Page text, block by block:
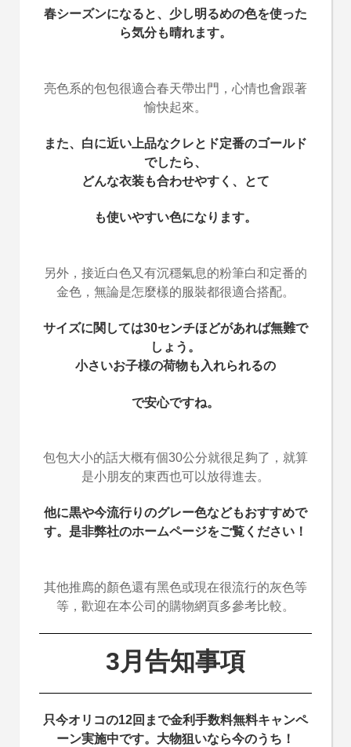
春シーズンになると、少し明るめの色を使った
ら気分も晴れます。
亮色系的包包很適合春天帶出門，心情也會跟著
愉快起來。
また、白に近い上品なクレとド定番のゴールド
でしたら、
どんな衣装も合わせやすく、とて
も使いやすい色になります。
另外，接近白色又有沉穩氣息的粉筆白和定番的
金色，無論是怎麼樣的服裝都很適合搭配。
サイズに関しては30センチほどがあれば無難で
しょう。
小さいお子様の荷物も入れられるの
で安心ですね。
包包大小的話大概有個30公分就很足夠了，就算
是小朋友的東西也可以放得進去。
他に黒や今流行りのグレー色などもおすすめで
す。是非弊社のホームページをご覧ください！
其他推廌的顏色還有黑色或現在很流行的灰色等
等，歡迎在本公司的購物網頁多參考比較。
3月告知事項
只今オリコの12回まで金利手数料無料キャンペ
ーン実施中です。大物狙いなら今のうち！